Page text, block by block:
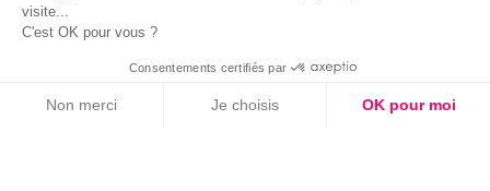
visite...
C'est OK pour vous ?
Consentements certifiés par
Non merci Je choisis
OK pour moi